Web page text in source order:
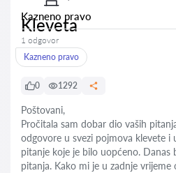
Kazneno pravo
Kleveta
1 odgovor
Kazneno pravo
0 1292
Poštovani,
Pročitala sam dobar dio vaših
odgovore u svezi pojmova klevete i
pitanje koje je bilo uopćeno. Danas
pitanja. Kako mi je u zadnje vrijeme